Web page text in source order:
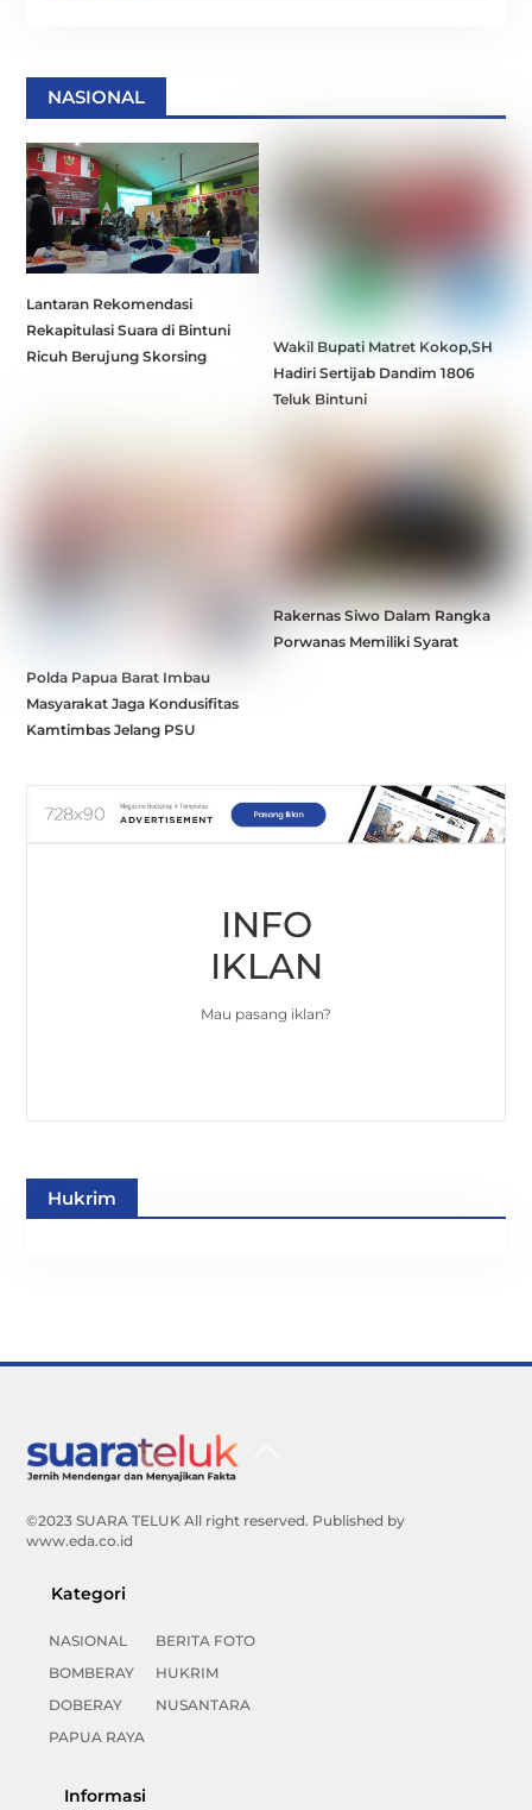
NASIONAL
Lantaran Rekomendasi
Rekapitulasi Suara di Bintuni
Ricuh Berujung Skorsing
Wakil Bupati Matret Kokop,SH
Hadiri Sertijab Dandim 1806
Teluk Bintuni
Polda Papua Barat Imbau
Masyarakat Jaga Kondusifitas
Kamtimbas Jelang PSU
Rakernas Siwo Dalam Rangka
Porwanas Memiliki Syarat
INFO
IKLAN
Mau pasang iklan?
Hukrim
©2023 SUARA TELUK All right reserved. Published by
www.eda.co.id
Kategori
NASIONAL
BOMBERAY
DOBERAY
PAPUA RAYA
BERITA FOTO
HUKRIM
NUSANTARA
Informasi